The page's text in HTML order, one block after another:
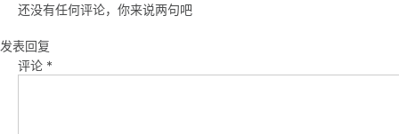
还没有任何评论，你来说两句吧
发表回复
评论 *